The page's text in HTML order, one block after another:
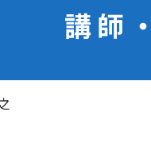
講師